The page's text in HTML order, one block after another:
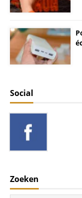
Social
Zoeken